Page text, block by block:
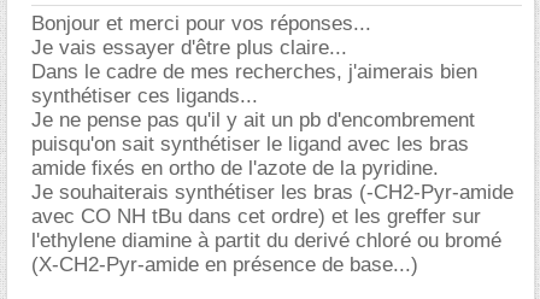
Bonjour et merci pour vos réponses...
Je vais essayer d'être plus claire...
Dans le cadre de mes recherches, j'aimerais bien
synthétiser ces ligands...
Je ne pense pas qu'il y ait un pb d'encombrement
puisqu'on sait synthétiser le ligand avec les bras
amide fixés en ortho de l'azote de la pyridine.
Je souhaiterais synthétiser les bras (-CH2-Pyr-amide
avec CO NH tBu dans cet ordre) et les greffer sur
l'ethylene diamine à partit du derivé chloré ou bromé
(X-CH2-Pyr-amide en présence de base...)